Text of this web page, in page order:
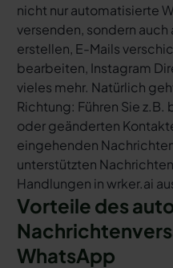
nicht nur automatisierte
versenden, sondern
erstellen, E-Mails
bearbeiten, Instagram
vieles mehr. Natürlich
Richtung: Führen Sie
oder geänderten
eingehenden
unterstützten
Handlungen in wrker.ai
Vorteile des
WhatsApp